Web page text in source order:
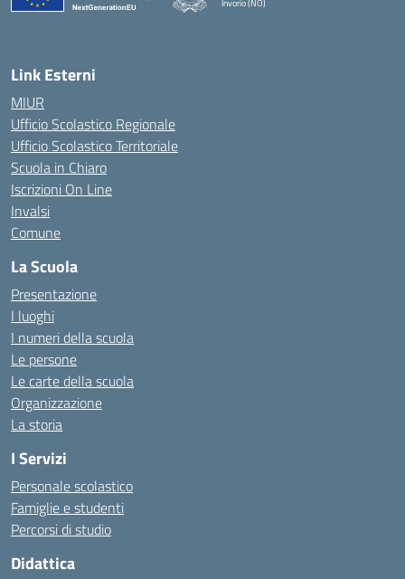
Invorio (NO)
Link Esterni
MIUR
Ufficio Scolastico Regionale
Ufficio Scolastico Territoriale
Scuola in Chiaro
Iscrizioni On Line
Invalsi
Comune
La Scuola
Presentazione
I luoghi
I numeri della scuola
Le persone
Le carte della scuola
Organizzazione
La storia
I Servizi
Personale scolastico
Famiglie e studenti
Percorsi di studio
Didattica